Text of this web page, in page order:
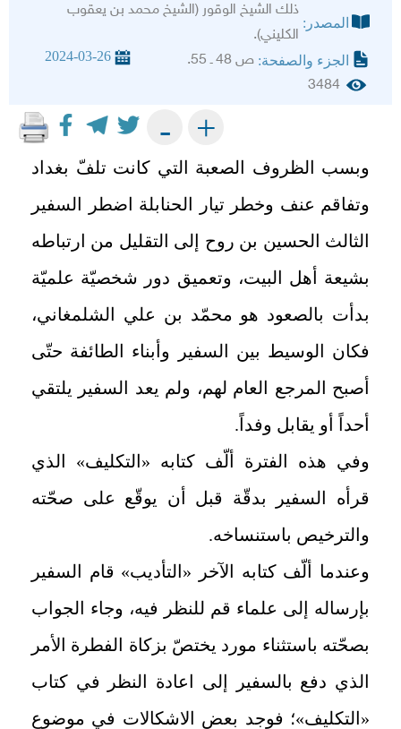
المصدر:
ذلك الشيخ الوقور (الشيخ محمد بن يعقوب
الكليني).
الجزء والصفحة: ص 48 ـ 55. 2024-03-26
3484
+
-
وبسب الظروف الصعبة التي كانت تلفّ بغداد
وتفاقم عنف وخطر تيار الحنابلة اضطر السفير
الثالث الحسين بن روح إلى التقليل من ارتباطه
بشيعة أهل البيت، وتعميق دور شخصيّة علميّة
بدأت بالصعود هو محمّد بن علي الشلمغاني،
فكان الوسيط بين السفير وأبناء الطائفة حتّى
أصبح المرجع العام لهم، ولم يعد السفير يلتقي
أحداً أو يقابل وفداً.
وفي هذه الفترة ألّف كتابه «التكليف» الذي
قرأه السفير بدقّة قبل أن يوقّع على صحّته
والترخيص باستنساخه.
وعندما ألّف كتابه الآخر «التأديب» قام السفير
بإرساله إلى علماء قم للنظر فيه، وجاء الجواب
بصحّته باستثناء مورد يختصّ بزكاة الفطرة الأمر
الذي دفع بالسفير إلى اعادة النظر في كتاب
«التكليف»؛ فوجد بعض الاشكالات في موضوع